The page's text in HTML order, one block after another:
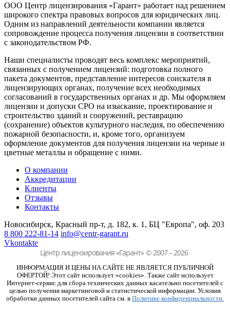
ООО Центр лицензирования «Гарант» работает над решением
широкого спектра правовых вопросов для юридических лиц.
Одним из направлений деятельности компании является
сопровождение процесса получения лицензии в соответствии
с законодательством РФ.
Наши специалисты проводят весь комплекс мероприятий,
связанных с получением лицензий: подготовка полного
пакета документов, представление интересов соискателя в
лицензирующих органах, получение всех необходимых
согласований в государственных органах и др. Мы оформляем
лицензии и допуски СРО на изыскание, проектирование и
строительство зданий и сооружений, реставрацию
(сохранение) объектов культурного наследия, по обеспечению
пожарной безопасности, и, кроме того, организуем
оформление документов для получения лицензии на черные и
цветные металлы и обращение с ними.
О компании
Аккредитации
Клиенты
Отзывы
Контакты
Новосибирск, Красный пр-т, д. 182, к. 1, БЦ "Европа", оф. 203
8 800 222-81-14 info@centr-garant.ru
Vkontakte
Центр лицензирования «Гарант» © 2007 – 2026
ИНФОРМАЦИЯ И ЦЕНЫ НА САЙТЕ НЕ ЯВЛЯЕТСЯ ПУБЛИЧНОЙ
ОФЕРТОЙ! Этот сайт использует «cookies». Также сайт использует
Интернет-сервис для сбора технических данных касательно посетителей с
целью получения маркетинговой и статистической информации. Условия
обработки данных посетителей сайта см. в Политике конфиденциальности.